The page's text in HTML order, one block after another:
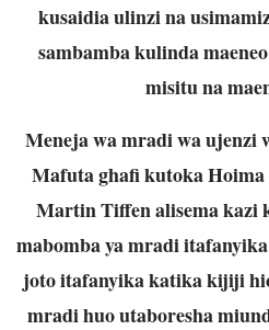
kusaidia ulinzi na
sambamba kulinda
misitu na
Meneja wa mradi wa ujenzi
Mafuta ghafi kutoka
Martin Tiffen alisema kazi
mabomba ya mradi
joto itafanyika katika kijiji
mradi huo utaboresha